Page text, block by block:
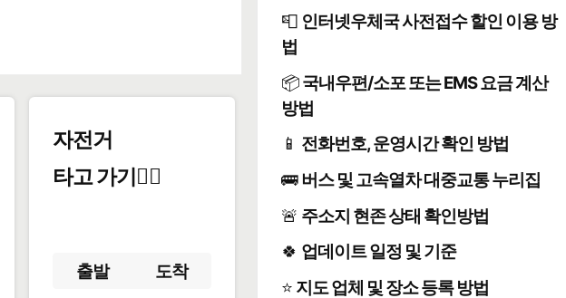
자전거
타고 가기🚴‍♀️
출발 도착
📮 인터넷우체국 사전접수 할인 이용 방
법
📦국내우편/소포 또는 EMS 요금 계산
방법
📱 전화번호, 운영시간 확인 방법
🚌버스 및 고속열차 대중교통 누리집
🚨 주소지 현존 상태 확인방법
🍀 업데이트 일정 및 기준
⭐ 지도 업체 및 장소 등록 방법